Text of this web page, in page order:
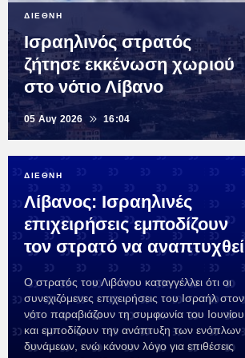
ΔΙΕΘΝΗ
Ισραηλινός στρατός
ζήτησε εκκένωση χωριού
στο νότιο Λίβανο
05 Αυγ 2026 16:04
ΔΙΕΘΝΗ
Λίβανος: Ισραηλινές
επιχειρήσεις εμποδίζουν
τον στρατό να αναπτυχθεί
Ο στρατός του Λιβάνου καταγγέλλει ότι οι
συνεχιζόμενες επιχειρήσεις του Ισραήλ στον
νότο παραβιάζουν τη συμφωνία του Ιουνίου
και εμποδίζουν την ανάπτυξη των ενόπλων
δυνάμεων, ενώ κάνουν λόγο για επιθέσεις